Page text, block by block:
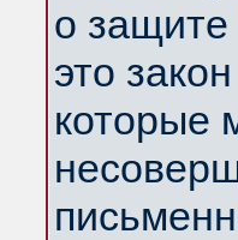
о защите
это
которые